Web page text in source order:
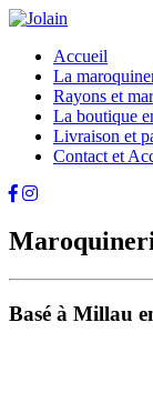
Accueil
La
Rayons et
La boutique
Livraison et
Contact et
Basé à Millau